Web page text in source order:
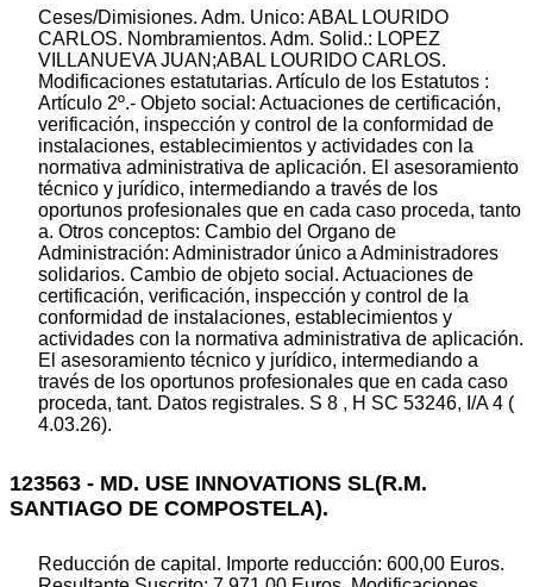
Ceses/Dimisiones. Adm. Unico: ABAL LOURIDO
CARLOS. Nombramientos. Adm. Solid.: LOPEZ
VILLANUEVA JUAN;ABAL LOURIDO CARLOS.
Modificaciones estatutarias. Artículo de los Estatutos :
Artículo 2º.- Objeto social: Actuaciones de certificación,
verificación, inspección y control de la conformidad de
instalaciones, establecimientos y actividades con la
normativa administrativa de aplicación. El asesoramiento
técnico y jurídico, intermediando a través de los
oportunos profesionales que en cada caso proceda, tanto
a. Otros conceptos: Cambio del Organo de
Administración: Administrador único a Administradores
solidarios. Cambio de objeto social. Actuaciones de
certificación, verificación, inspección y control de la
conformidad de instalaciones, establecimientos y
actividades con la normativa administrativa de aplicación.
El asesoramiento técnico y jurídico, intermediando a
través de los oportunos profesionales que en cada caso
proceda, tant. Datos registrales. S 8 , H SC 53246, I/A 4 (
4.03.26).
123563 - MD. USE INNOVATIONS SL(R.M.
SANTIAGO DE COMPOSTELA).
Reducción de capital. Importe reducción: 600,00 Euros.